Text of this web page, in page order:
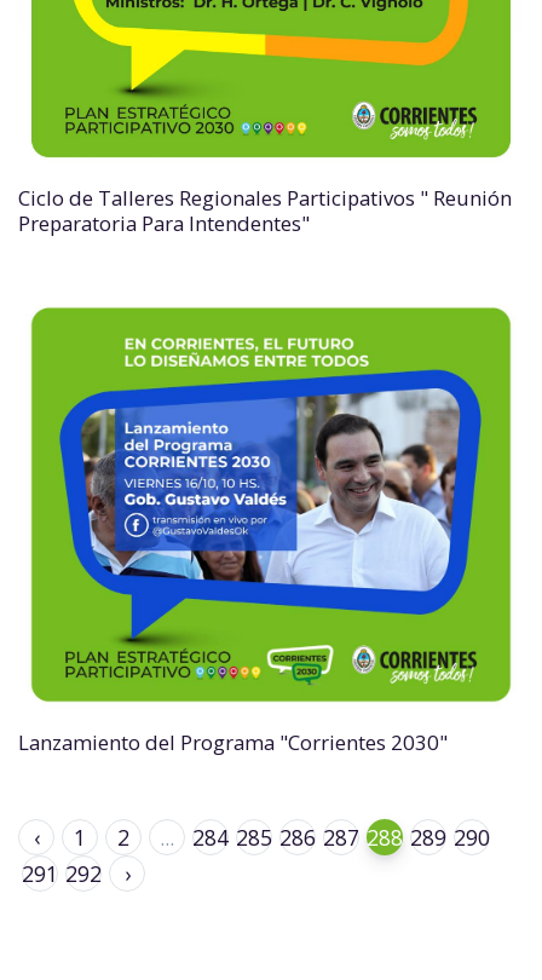
Ciclo de Talleres Regionales Participativos " Reunión
Preparatoria Para Intendentes"
Lanzamiento del Programa "Corrientes 2030"
‹ 1 2 ... 284 285 286 287 288 289 290
291 292 ›